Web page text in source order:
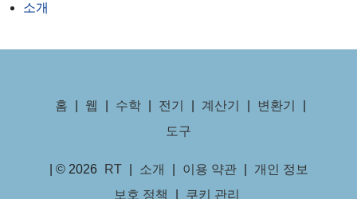
소개
홈 웹 수학 전기 계산기 변환기
도구
| © 2026 RT 소개 이용 약관
개인 정보
보호 정책
쿠키 관리